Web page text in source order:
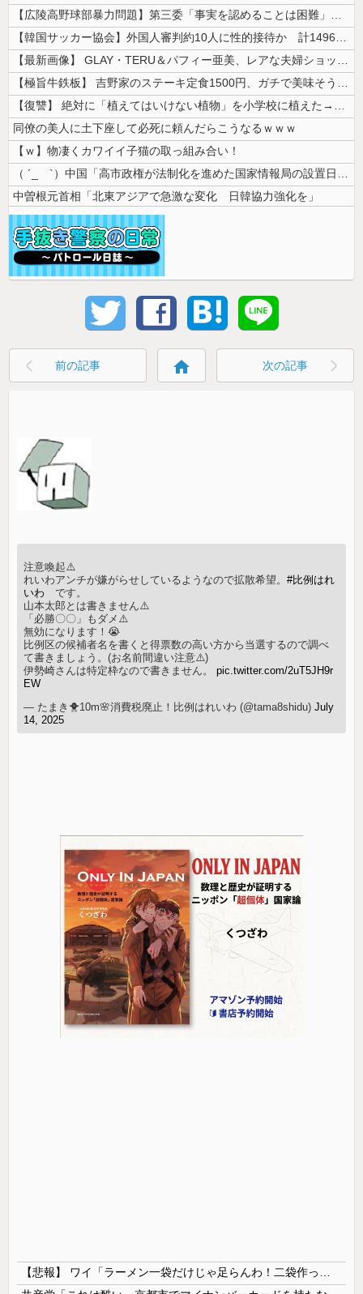
【広陵高野球部暴力問題】第三委「事実を認めることは困難」元部員「SNS...
【韓国サッカー協会】外国人審判約10人に性的接待か 計1496回、約2...
【最新画像】 GLAY・TERU＆パフィー亜美、レアな夫婦ショットを公...
【極旨牛鉄板】 吉野家のステーキ定食1500円、ガチで美味そうｗｗｗ
【復讐】 絶対に「植えてはいけない植物」を小学校に植えた→20年経って...
同僚の美人に土下座して必死に頼んだらこうなるｗｗｗ
【ｗ】物凄くカワイイ子猫の取っ組み合い！
（ ´_ゝ`）中国「高市政権が法制化を進めた国家情報局の設置日が7月3...
中曽根元首相「北東アジアで急激な変化 日韓協力強化を」
前の記事 home 次の記事
注意喚起⚠️
れいわアンチが嫌がらせしているようなので拡散希望。#比例はれ
いわ です。
山本太郎とは書きません⚠️
「必勝〇〇」もダメ⚠️
無効になります！😭
比例区の候補者名を書くと得票数の高い方から当選するので調べ
て書きましょう。(お名前間違い注意⚠️)
伊勢崎さんは特定枠なので書きません。pic.twitter.com/2uT5JH9r
EW
— たまき🐥10m🌸消費税廃止！比例はれいわ (@tama8shidu)July
14, 2025